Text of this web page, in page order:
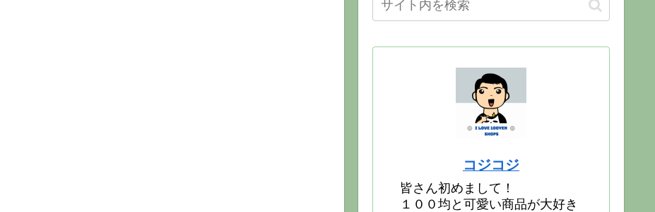
コジコジ
皆さん初めまして！
１００均と可愛い商品が大好き